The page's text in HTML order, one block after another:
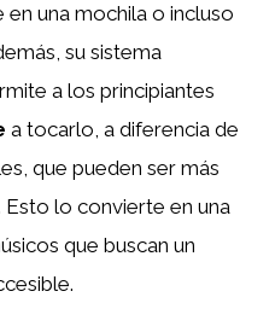
en una mochila o incluso
su sistema
a los principiantes
a tocarlo, a diferencia de
que pueden ser más
lo convierte en una
que buscan un